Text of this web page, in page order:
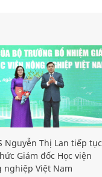
Nguyễn Thị Lan tiếp tục
Giám đốc Học viện
nghiệp Việt Nam